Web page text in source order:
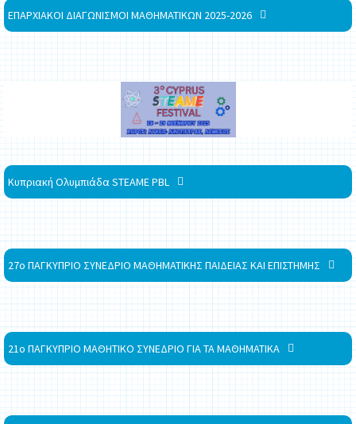
ΕΠΑΡΧΙΑΚΟΙ ΔΙΑΓΩΝΙΣΜΟΙ ΜΑΘΗΜΑΤΙΚΩΝ 2025-2026
Κυπριακή Ολυμπιάδα STEAME PBL
27ο ΠΑΓΚΥΠΡΙΟ ΣΥΝΕΔΡΙΟ ΜΑΘΗΜΑΤΙΚΗΣ ΠΑΙΔΕΙΑΣ ΚΑΙ ΕΠΙΣΤΗΜΗΣ
21ο ΠΑΓΚΥΠΡΙΟ ΜΑΘΗΤΙΚΟ ΣΥΝΕΔΡΙΟ ΓΙΑ ΤΑ ΜΑΘΗΜΑΤΙΚΑ